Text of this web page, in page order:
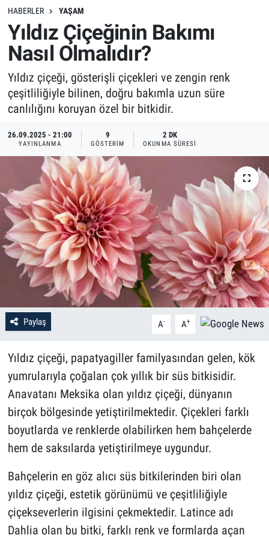
HABERLER YAŞAM
Yıldız Çiçeğinin Bakımı
Nasıl Olmalıdır?
Yıldız çiçeği, gösterişli çiçekleri ve zengin renk
çeşitliliğiyle bilinen, doğru bakımla uzun süre
canlılığını koruyan özel bir bitkidir.
26.09.2025 - 21:00
YAYINLANMA
9
GÖSTERIM
2 DK
OKUNMA SÜRESI
Paylaş A- A+
Yıldız çiçeği, papatyagiller familyasından gelen, kök
yumrularıyla çoğalan çok yıllık bir süs bitkisidir.
Anavatanı Meksika olan yıldız çiçeği, dünyanın
birçok bölgesinde yetiştirilmektedir. Çiçekleri farklı
boyutlarda ve renklerde olabilirken hem bahçelerde
hem de saksılarda yetiştirilmeye uygundur.
Bahçelerin en göz alıcı süs bitkilerinden biri olan
yıldız çiçeği, estetik görünümü ve çeşitliliğiyle
çiçekseverlerin ilgisini çekmektedir. Latince adı
Dahlia olan bu bitki, farklı renk ve formlarda açan